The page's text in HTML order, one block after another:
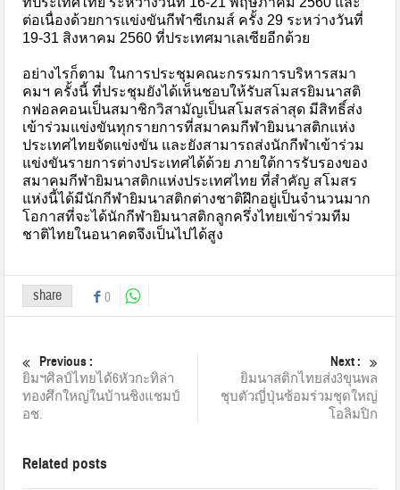
ต่อเนื่องด้วยการแข่งขันกีฬาซีเกมส์ ครั้ง 29 ระหว่างวันที่
19-31 สิงหาคม 2560 ที่ประเทศมาเลเซียอีกด้วย
อย่างไรก็ตาม ในการประชุมคณะกรรมการบริหารสมา
คมฯ ครั้งนี้ ที่ประชุมยังได้เห็นชอบให้รับสโมสรยิมนาสติ
กฟอลคอนเป็นสมาชิกวิสามัญเป็นสโมสรล่าสุด มีสิทธิ์ส่ง
เข้าร่วมแข่งขันทุกรายการที่สมาคมกีฬายิมนาสติกแห่ง
ประเทศไทยจัดแข่งขัน และยังสามารถส่งนักกีฬาเข้าร่วม
แข่งขันรายการต่างประเทศได้ด้วย ภายใต้การรับรองของ
สมาคมกีฬายิมนาสติกแห่งประเทศไทย ที่สำคัญ สโมสร
แห่งนี้ได้มีนักกีฬายิมนาสติกต่างชาติฝึกอยู่เป็นจำนวนมาก
โอกาสที่จะได้นักกีฬายิมนาสติกลูกครึ่งไทยเข้าร่วมทีม
ชาติไทยในอนาคตจึงเป็นไปได้สูง
share 0
Previous :
ยิมฯศิลป์ไทยได้6หัวกะทิล่า
ทองศึกใหญ่ในบ้านชิงแชมป์
อช.
Next :
ยิมนาสติกไทยส่ง3ขุนพล
ชุบตัวญี่ปุ่นซ้อมร่วมชุดใหญ่
โอลิมปิก
Related posts